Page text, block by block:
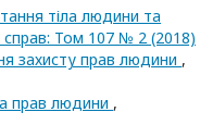
тіла людини та
справ: Том 107 № 2 (2018)
захисту прав людини ,
прав людини ,